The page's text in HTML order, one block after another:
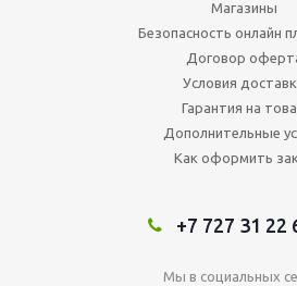
Магазины
Безопасность онлайн
Договор
Условия
Гарантия на
Дополнительные
Как оформить
+7 727 31 22
Мы в социальных